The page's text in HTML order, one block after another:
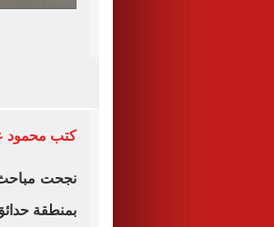
كتب محمود
نجحت مباحث
بمنطقة